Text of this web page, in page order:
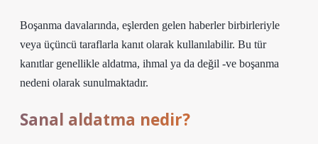
Boşanma davalarında, eşlerden gelen haberler birbirleriyle
veya üçüncü taraflarla kanıt olarak kullanılabilir. Bu tür
kanıtlar genellikle aldatma, ihmal ya da değil -ve boşanma
nedeni olarak sunulmaktadır.
Sanal aldatma nedir?